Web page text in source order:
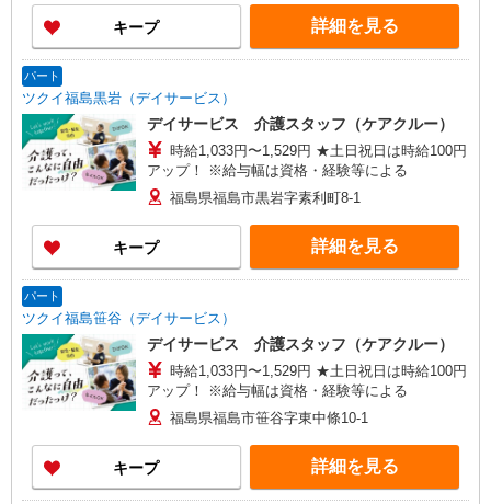
キープ 詳細を見る
パート
ツクイ福島黒岩（デイサービス）
デイサービス 介護スタッフ（ケアクルー）
時給1,033円〜1,529円 ★土日祝日は時給100円
アップ！ ※給与幅は資格・経験等による
福島県福島市黒岩字素利町8-1
キープ 詳細を見る
パート
ツクイ福島笹谷（デイサービス）
デイサービス 介護スタッフ（ケアクルー）
時給1,033円〜1,529円 ★土日祝日は時給100円
アップ！ ※給与幅は資格・経験等による
福島県福島市笹谷字東中條10-1
キープ 詳細を見る